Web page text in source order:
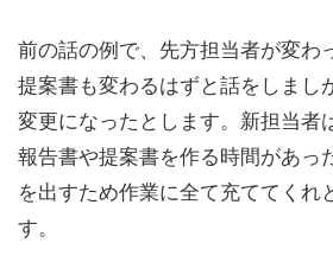
前の話の例で、先方担当者が変わ
提案書も変わるはずと話をしまし
変更になったとします。新担当者
報告書や提案書を作る時間があっ
を出すため作業に全て充ててくれ
す。